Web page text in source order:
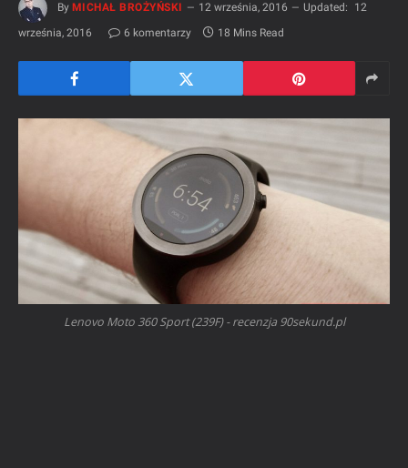
By MICHAŁ BROŻYŃSKI 12 września, 2016 Updated:
12
września, 2016
6 komentarzy 18 Mins Read
Lenovo Moto 360 Sport (239F) - recenzja 90sekund.pl